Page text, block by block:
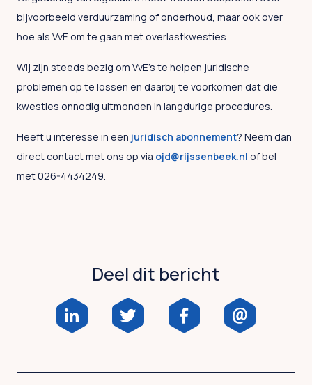
bijvoorbeeld verduurzaming of onderhoud, maar ook over
hoe als VvE om te gaan met overlastkwesties.
Wij zijn steeds bezig om VvE’s te helpen juridische
problemen op te lossen en daarbij te voorkomen dat die
kwesties onnodig uitmonden in langdurige procedures.
Heeft u interesse in een juridisch abonnement? Neem dan
direct contact met ons op via ojd@rijssenbeek.nl of bel
met 026-4434249.
Deel dit bericht